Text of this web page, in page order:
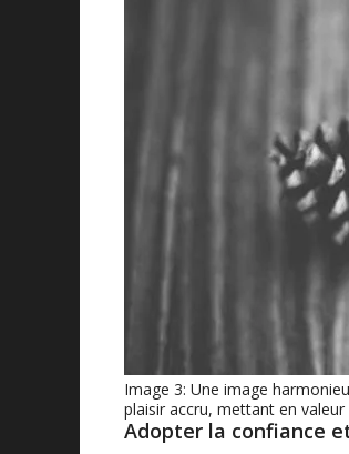
Image 3: Une image
plaisir accru, mettant en
Adopter la confiance